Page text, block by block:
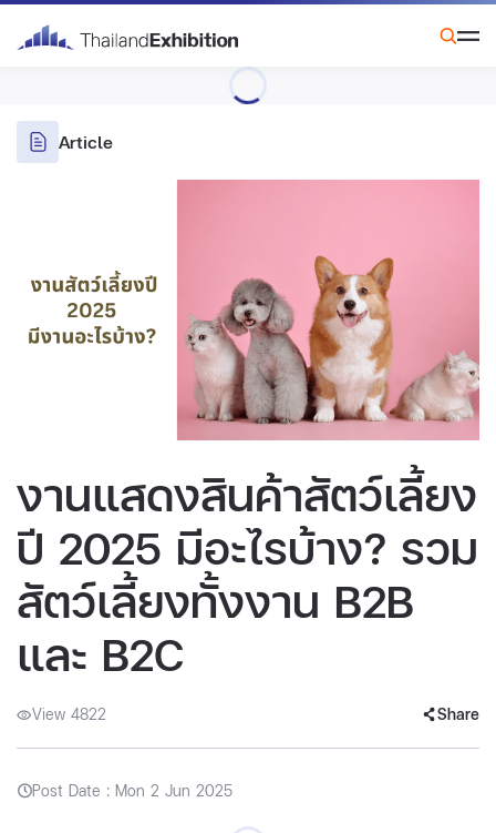
Article
งานแสดงสินค้าสัตว์เลี้ยง
ปี 2025 มีอะไรบ้าง? รวม
สัตว์เลี้ยงทั้งงาน B2B
และ B2C
View 4822 Share
Post Date : Mon 2 Jun 2025